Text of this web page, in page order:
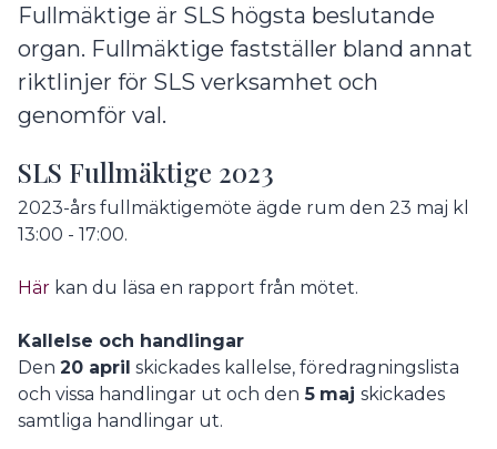
Fullmäktige är SLS högsta beslutande
organ. Fullmäktige fastställer bland annat
riktlinjer för SLS verksamhet och
genomför val.
SLS Fullmäktige 2023
2023-års fullmäktigemöte ägde rum den 23 maj kl
13:00 - 17:00.
Här kan du läsa en rapport från mötet.
Kallelse och handlingar
Den 20 april skickades kallelse, föredragningslista
och vissa handlingar ut och den 5 maj skickades
samtliga handlingar ut.